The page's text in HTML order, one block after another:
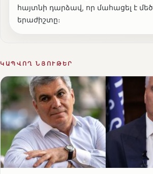
հայտնի դարձավ, որ մահացել է մեծ
երաժիշտը։
ԿԱՊՎՈՂ ՆՅՈՒԹԵՐ